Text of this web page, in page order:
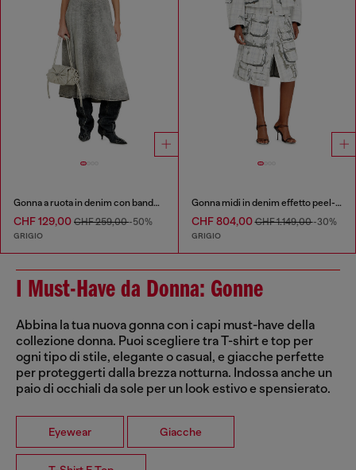
Gonna a ruota in denim con bande laterali
CHF 129,00 CHF 259,00-50%
GRIGIO
Gonna midi in denim effetto peel-off
CHF 804,00CHF 1.149,00-30%
GRIGIO
I Must-Have da Donna: Gonne
Abbina la tua nuova gonna con i capi must-have della
collezione donna. Puoi scegliere tra T-shirt e top per
ogni tipo di stile, elegante o casual, e giacche perfette
per proteggerti dalla brezza notturna. Indossa anche un
paio di occhiali da sole per un look estivo e spensierato.
Eyewear Giacche